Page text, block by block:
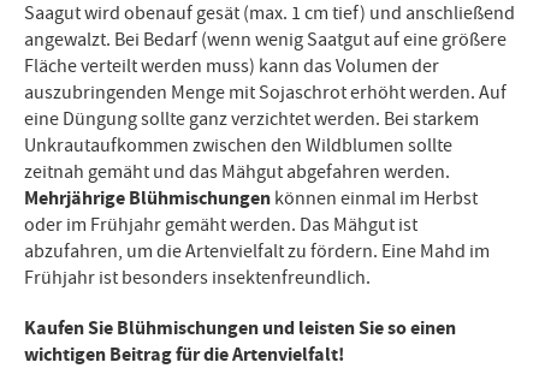
Saagut wird obenauf gesät (max. 1 cm tief) und anschließend
angewalzt. Bei Bedarf (wenn wenig Saatgut auf eine größere
Fläche verteilt werden muss) kann das Volumen der
auszubringenden Menge mit Sojaschrot erhöht werden. Auf
eine Düngung sollte ganz verzichtet werden. Bei starkem
Unkrautaufkommen zwischen den Wildblumen sollte
zeitnah gemäht und das Mähgut abgefahren werden.
Mehrjährige Blühmischungen können einmal im Herbst
oder im Frühjahr gemäht werden. Das Mähgut ist
abzufahren, um die Artenvielfalt zu fördern. Eine Mahd im
Frühjahr ist besonders insektenfreundlich.
Kaufen Sie Blühmischungen und leisten Sie so einen
wichtigen Beitrag für die Artenvielfalt!